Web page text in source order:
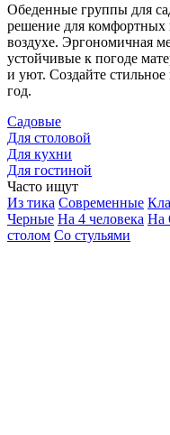
Обеденные группы для
решение для комфортных
воздухе. Эргономичная
устойчивые к погоде
и уют. Создайте
год.
Садовые
Для столовой
Для кухни
Для гостиной
Часто ищут
Из тика Современные
Черные На 4 человека На
столом Со стульями